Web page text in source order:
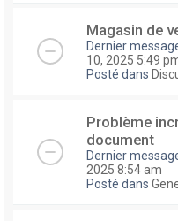
Magasin de
Dernier
10, 2025 5:49
Posté dans
Problème
document
Dernier
2025 8:54 am
Posté dans